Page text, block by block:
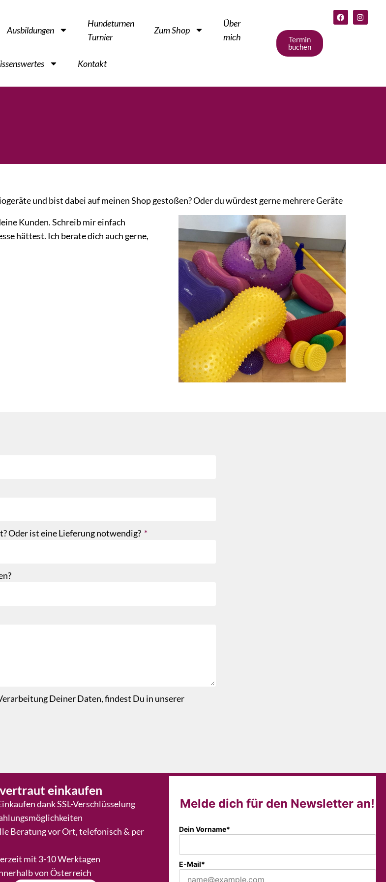
Ausbildungen
Hundeturnen
Turnier
Zum Shop
Über
mich
Kontakt
Termin
buchen
Kunden. Schreib mir einfach
hättest. Ich berate dich auch gerne,
und bist dabei auf meinen Shop gestoßen? Oder du würdest gerne mehrere Geräte
Oder ist eine Lieferung notwendig?
Deiner Daten, findest Du in unserer
einkaufen
dank SSL-Verschlüsselung
Beratung vor Ort, telefonisch & per
mit 3-10 Werktagen
von Österreich
Melde dich für den Newsletter an!
Dein Vorname*
E-Mail*